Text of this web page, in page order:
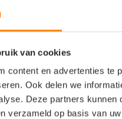
van cookies
content en advertenties te
Ook delen we
Deze partners
verzameld op basis van